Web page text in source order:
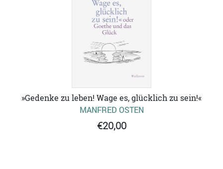
»Gedenke zu leben! Wage es, glücklich zu sein!«
MANFRED OSTEN
€20,00